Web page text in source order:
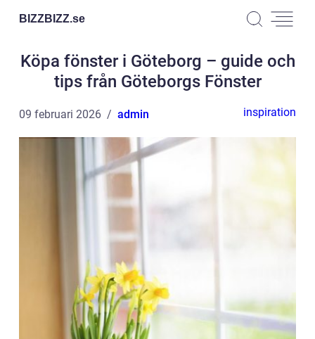
BIZZBIZZ.se
Köpa fönster i Göteborg – guide och
tips från Göteborgs Fönster
09 februari 2026 admin inspiration